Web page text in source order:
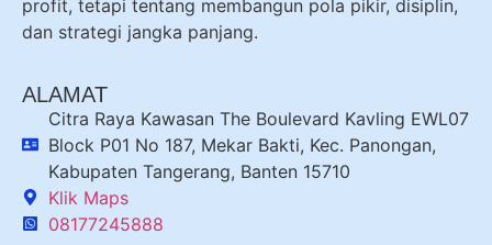
profit, tetapi tentang membangun pola pikir, disiplin,
dan strategi jangka panjang.
ALAMAT
Citra Raya Kawasan The Boulevard Kavling EWL07
Block P01 No 187, Mekar Bakti, Kec. Panongan,
Kabupaten Tangerang, Banten 15710
Klik Maps
08177245888